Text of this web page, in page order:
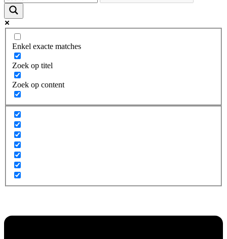
Enkel exacte matches
Zoek op titel
Zoek op content